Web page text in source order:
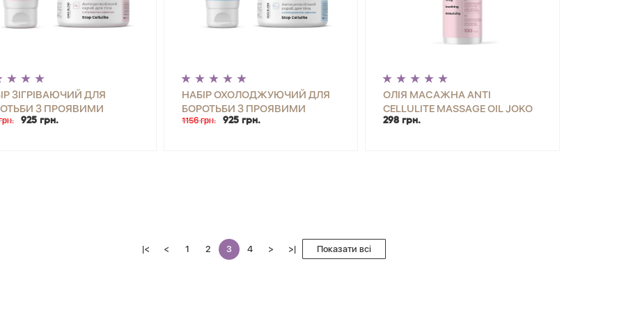
ЗІГРІВАЮЧИЙ ДЛЯ
З ПРОЯВИМИ
JOKO BLEND
925 грн.
НАБІР ОХОЛОДЖУЮЧИЙ ДЛЯ
БОРОТЬБИ З ПРОЯВИМИ
ЦЕЛЮЛІТУ JOKO BLEND
1156 грн. 925 грн.
ОЛІЯ МАСАЖНА ANTI
CELLULITE MASSAGE OIL JOKO
BLEND 100 МЛ
298 грн.
|< < 1 2 3 4 > >| Показати всі